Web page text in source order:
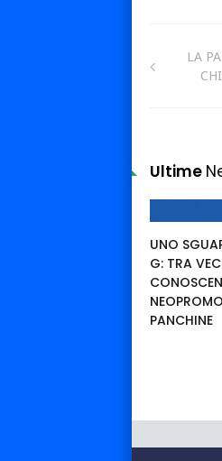
LA
Ultime
UNO
G: TRA
PANCHINE